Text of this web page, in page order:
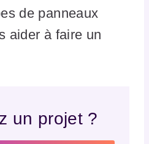
de panneaux
aider à faire un
un projet ?